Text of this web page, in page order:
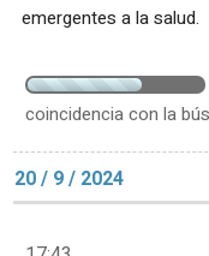
emergentes a la salud.
coincidencia con la
20 / 9 / 2024